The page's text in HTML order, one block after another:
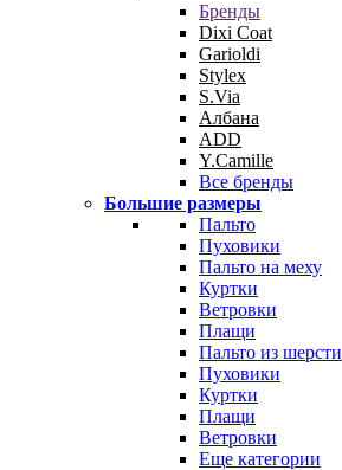
Бренды
Dixi Coat
Garioldi
Stylex
S.Via
Албана
ADD
Y.Camille
Все бренды
Большие размеры
Пальто
Пуховики
Пальто на меху
Куртки
Ветровки
Плащи
Пальто из шерсти
Пуховики
Куртки
Плащи
Ветровки
Еще категории